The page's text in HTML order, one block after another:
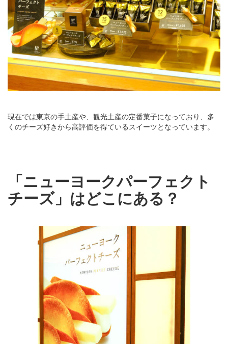
現在では東京の手土産や、観光土産の定番菓子になっており、多
くのチーズ好きから高評価を得ているスイーツとなっています。
「ニューヨークパーフェクト
チーズ」はどこにある？